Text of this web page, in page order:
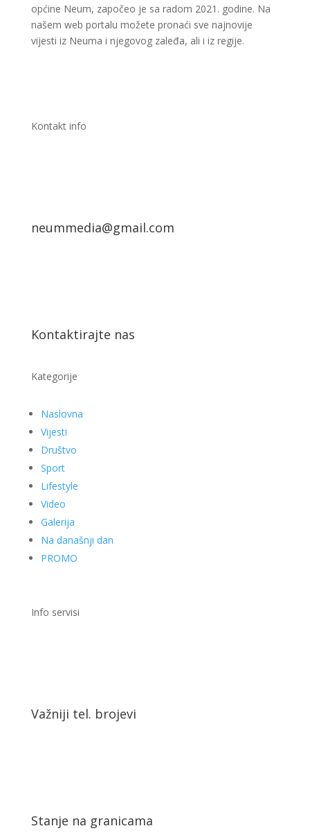
općine Neum, započeo je sa radom 2021. godine. Na
našem web portalu možete pronaći sve najnovije
vijesti iz Neuma i njegovog zaleđa, ali i iz regije.
Kontakt info
neummedia@gmail.com
Kontaktirajte nas
Kategorije
Naslovna
Vijesti
Društvo
Sport
Lifestyle
Video
Galerija
Na današnji dan
PROMO
Info servisi
Važniji tel. brojevi
Stanje na granicama